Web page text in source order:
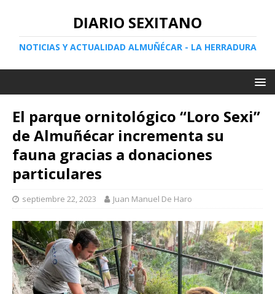
DIARIO SEXITANO
NOTICIAS Y ACTUALIDAD ALMUÑÉCAR - LA HERRADURA
El parque ornitológico “Loro Sexi”
de Almuñécar incrementa su
fauna gracias a donaciones
particulares
septiembre 22, 2023 Juan Manuel De Haro